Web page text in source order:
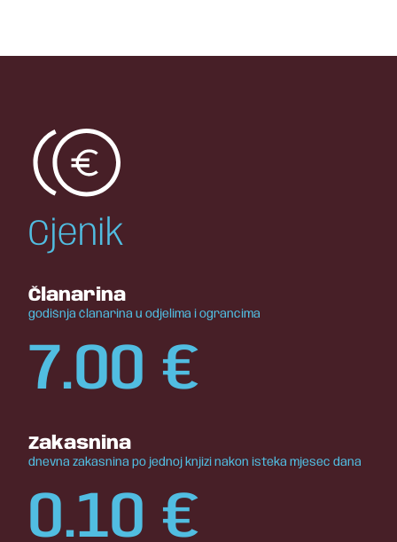
Cjenik
Članarina
godišnja članarina u odjelima i ograncima
7.00 €
Zakasnina
dnevna zakasnina po jednoj knjizi nakon isteka mjesec dana
0.10 €